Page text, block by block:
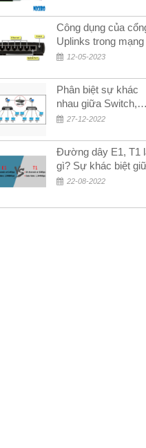
MULTIMODE 4-8-
24Fo SỢI OM1-
OM3 Siêu Rẻ 5k
Công dụng của
Uplinks trong mạng
12-05-2023
Phân biệt sự khác
nhau giữa Switch,
Router và Hub
27-12-2022
Đường dây E1, T1
gì? Sự khác biệt
E1 và T1
22-08-2022